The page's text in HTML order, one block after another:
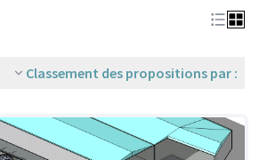
Classement des propositions par :